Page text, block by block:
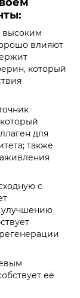
высоким
влияют
который
для
также
с
улучшению
её